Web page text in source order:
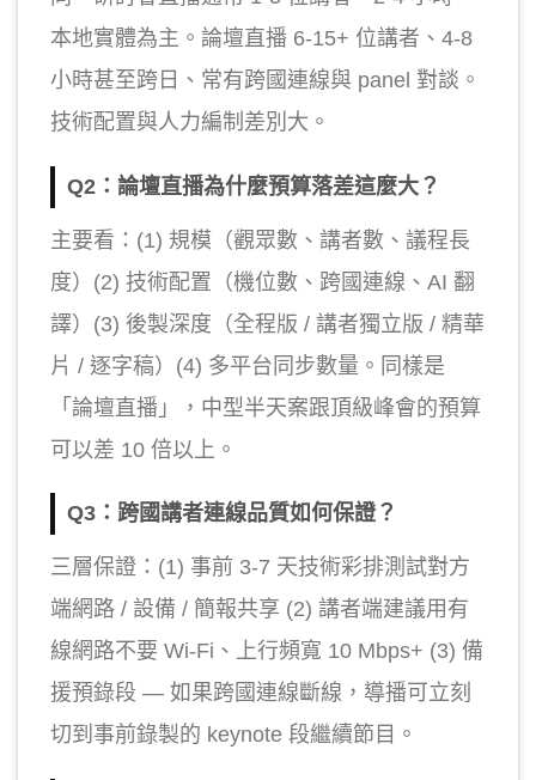
本地實體為主。論壇直播 6-15+ 位講者、4-8
小時甚至跨日、常有跨國連線與 panel 對談。
技術配置與人力編制差別大。
Q2：論壇直播為什麼預算落差這麼大？
主要看：(1) 規模（觀眾數、講者數、議程長
度）(2) 技術配置（機位數、跨國連線、AI 翻
譯）(3) 後製深度（全程版 / 講者獨立版 / 精華
片 / 逐字稿）(4) 多平台同步數量。同樣是
「論壇直播」，中型半天案跟頂級峰會的預算
可以差 10 倍以上。
Q3：跨國講者連線品質如何保證？
三層保證：(1) 事前 3-7 天技術彩排測試對方
端網路 / 設備 / 簡報共享 (2) 講者端建議用有
線網路不要 Wi-Fi、上行頻寬 10 Mbps+ (3) 備
援預錄段 — 如果跨國連線斷線，導播可立刻
切到事前錄製的 keynote 段繼續節目。